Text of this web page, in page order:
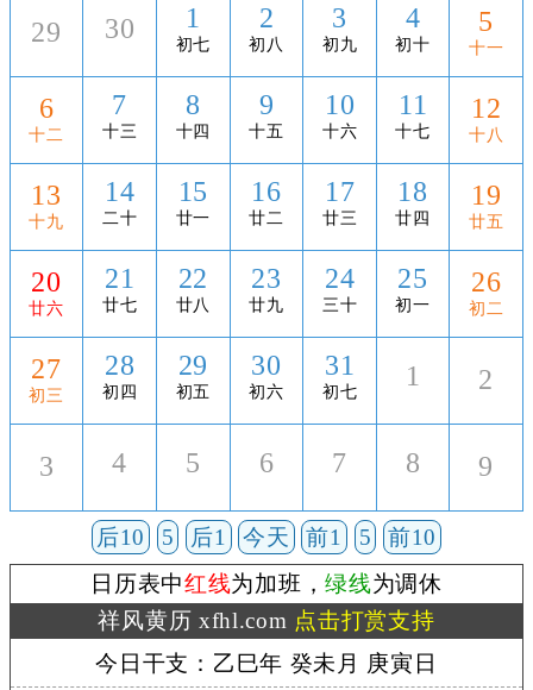
29 30 1
初七
2
初八
3
初九
4
初十
5
十一
6
十二
7
十三
8
十四
9
十五
10
十六
11
十七
12
十八
13
十九
14
二十
15
廿一
16
廿二
17
廿三
18
廿四
19
廿五
20
廿六
21
廿七
22
廿八
23
廿九
24
三十
25
初一
26
初二
27
初三
28
初四
29
初五
30
初六
31
初七
1 2
3 4 5 6 7 8 9
后10 5 后1 今天 前1 5
前10
日历表中红线为加班，绿线为调休
祥风黄历 xfhl.com 点击打赏支持
今日干支：乙巳年 癸未月 庚寅日